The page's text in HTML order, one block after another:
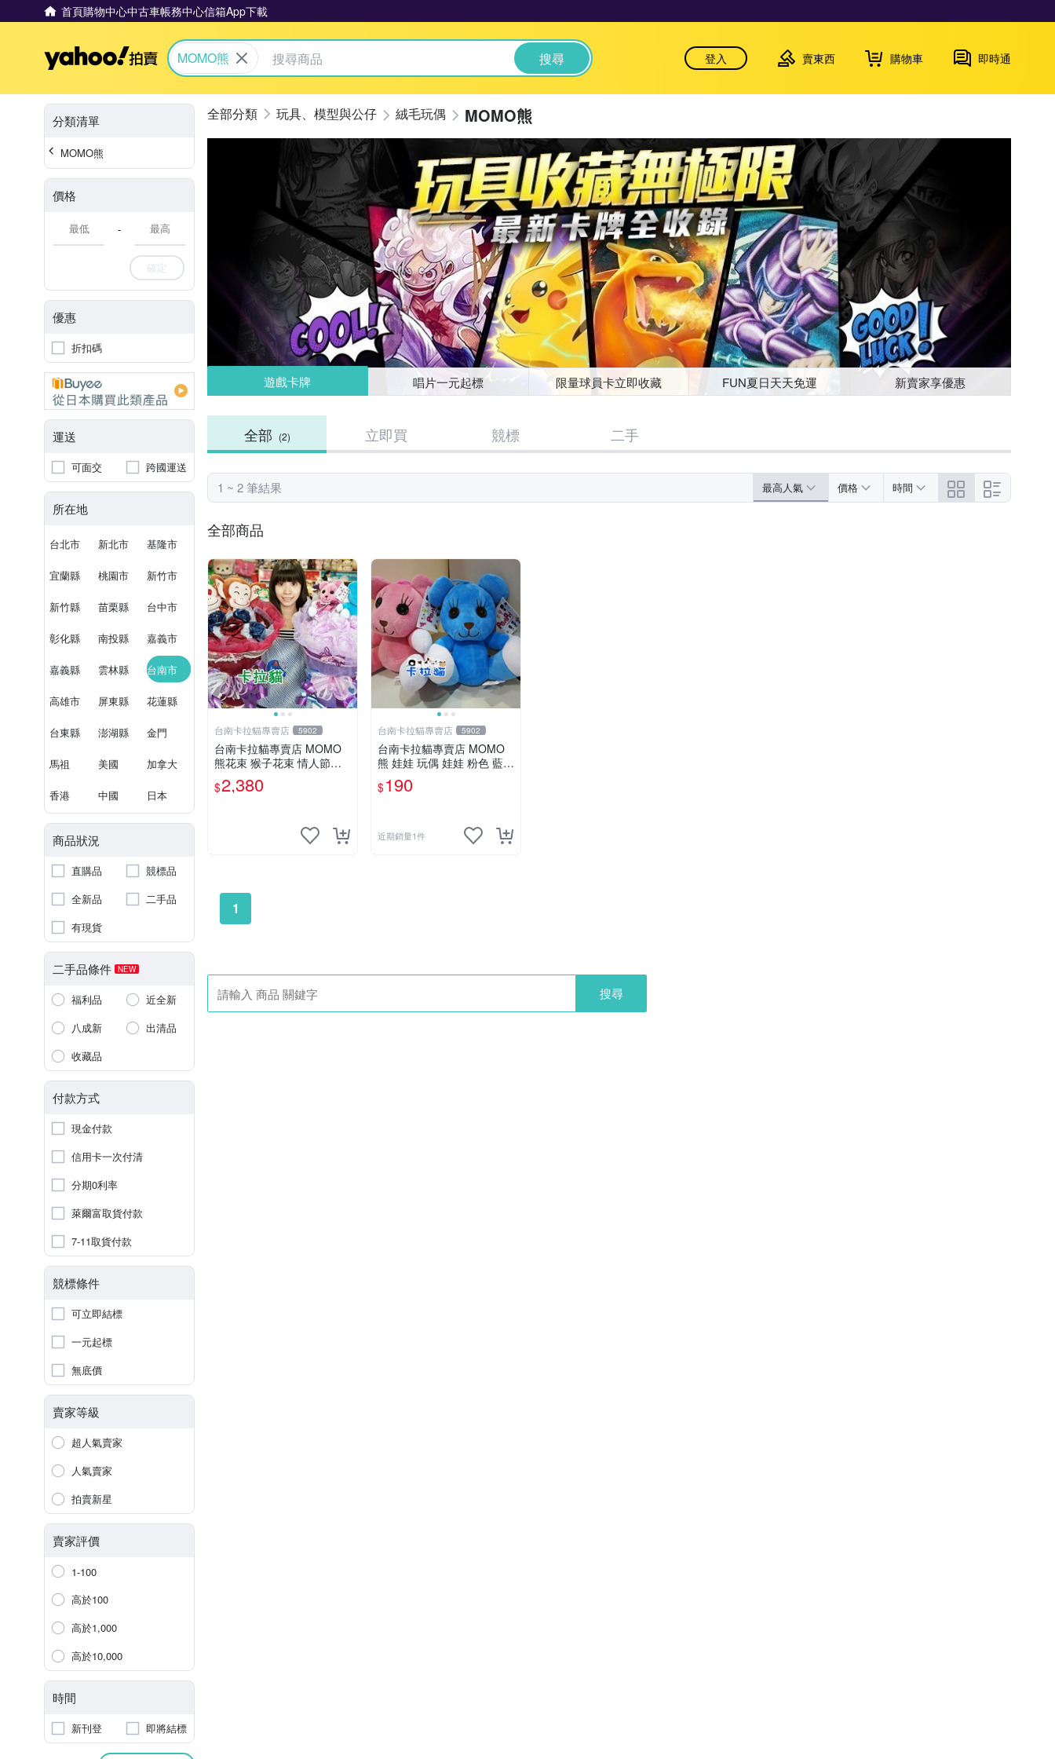
首頁購物中心中古車帳務中心信箱App下載
Yahoo拍賣
MOMO熊 搜尋 登入 賣東西 購物車 即時通
分類清單
MOMO熊
價格
-
確定
優惠
折扣碼
運送
可面交 跨國運送
所在地
台北市 新北市 基隆市
宜蘭縣 桃園市 新竹市
新竹縣 苗栗縣 台中市
彰化縣 南投縣 嘉義市
嘉義縣 雲林縣 台南市
高雄市 屏東縣 花蓮縣
台東縣 澎湖縣 金門
馬祖 美國 加拿大
香港 中國 日本
商品狀況
直購品
競標品
全新品
二手品
有現貨
二手品條件 NEW
福利品
近全新
八成新
出清品
收藏品
付款方式
現金付款
信用卡一次付清
分期0利率
萊爾富取貨付款
7-11取貨付款
競標條件
可立即結標
一元起標
無底價
賣家等級
超人氣賣家
人氣賣家
拍賣新星
賣家評價
1-100
高於100
高於1,000
高於10,000
時間
新刊登 即將結標
玩具、模型與公仔 絨毛玩偶 MOMO熊
遊戲卡牌 唱片一元起標 限量球員卡立即收藏 FUN夏日天天免運 新賣家享優惠
全部 (2) 立即買 競標 二手
1 ~ 2 筆結果 最高人氣 價格 時間
全部商品
台南卡拉貓專賣店 5902
台南卡拉貓專賣店 MOMO
熊花束 猴子花束 情人節禮
物 二選一 可繡字 可今天寄
明天到
$2,380
台南卡拉貓專賣店 5902
台南卡拉貓專賣店 MOMO
熊 娃娃 玩偶 娃娃 粉色 藍色
2色分售
$190
近期銷量1件
1
搜尋